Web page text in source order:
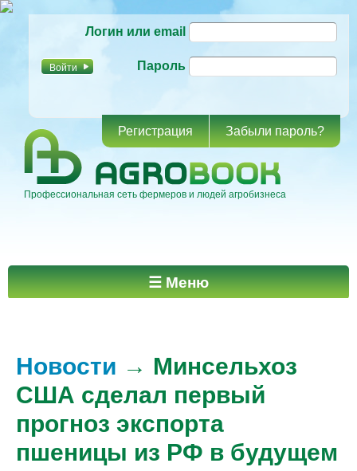
основному
Логин или email
Пароль
Регистрация Забыли пароль?
Профессиональная сеть фермеров и людей агробизнеса
Главное меню ☰ Меню
Новости → Минсельхоз
США сделал первый
прогноз экспорта
пшеницы из РФ в будущем